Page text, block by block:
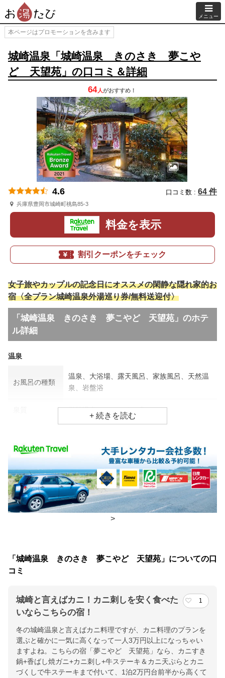
メニュー
本ページはプロモーションを含みます
城崎温泉「城崎温泉 きのさき 夢こや
ど 天望苑」の口コミ＆詳細
64 人がおすすめ！
4.6 口コミ数 : 64 件
兵庫県豊岡市城崎町桃島85-3
料金を表示
割引クーポンをチェック
女子旅やカップルの記念日にオススメの閑静な隠れ家的お
宿〈全プラン城崎温泉外湯巡り券/無料送迎付〉
「城崎温泉 きのさき 夢こやど 天望苑」のホテ
ル詳細
温泉
お風呂の種類
温泉、大浴場、露天風呂、家族風呂、天然温
泉、岩盤浴
単純温泉、ナトリウム泉
食事場所
朝食 ダイニングルーム
夕食 部屋、ダイニングルーム
チェックアウ
交通アクセス
岡道・豊岡出石ICから約20分
提供：楽天トラベル
楽天トラベルで
>
「城崎温泉 きのさき 夢こやど 天望苑」についての口
コミ
城崎と言えばカニ！カニ刺しを安く食べた
いならこちらの宿！
1
冬の城崎温泉と言えばカニ料理ですが、カニ料理のプランを
選ぶと確かに一気に高くなって一人3万円以上になっちゃい
ますよね。こちらの宿「夢こやど 天望苑」なら、カニすき
鍋+香ばし焼ガニ+カニ刺し+牛ステーキ＆カニ天ぷらとカニ
づくしで牛ステーキまで付いて、1泊2万円台前半から高くて